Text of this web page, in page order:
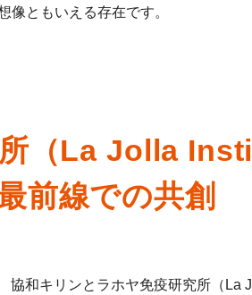
像ともいえる存在です。
（La Jolla
前線での共創
協和キリンとラホヤ免疫研究所（La